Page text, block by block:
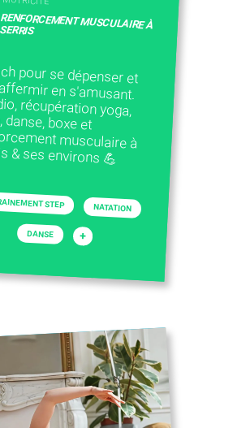
RENFORCEMENT MUSCULAIRE À
SERRIS
pour se dépenser et
en s'amusant.
récupération yoga,
danse, boxe et
musculaire à
& ses environs 💪
STEP NATATION
DANSE +